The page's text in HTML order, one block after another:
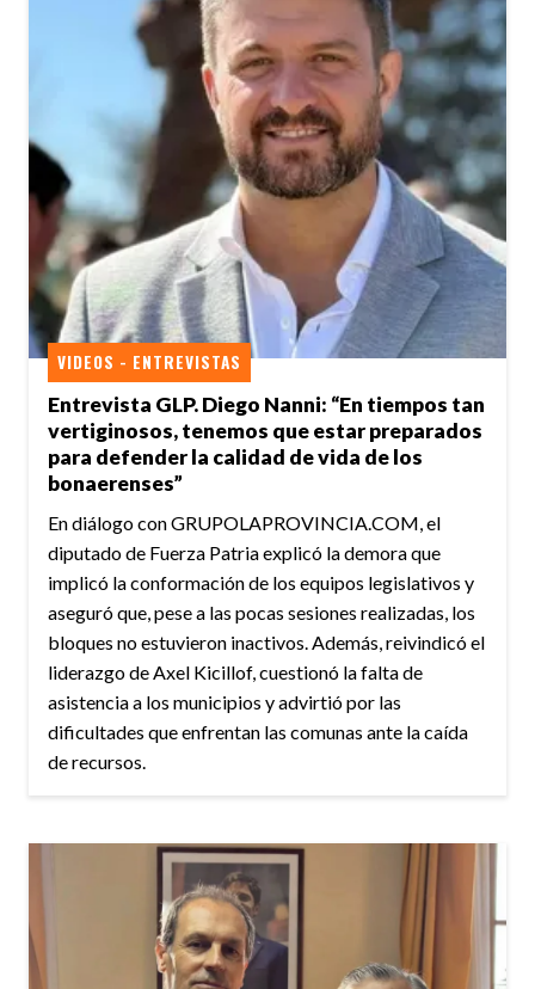
Entrevista GLP. Diego Nanni: “En tiempos tan
vertiginosos, tenemos que estar preparados
para defender la calidad de vida de los
bonaerenses”
VIDEOS - ENTREVISTAS
En diálogo con GRUPOLAPROVINCIA.COM, el
diputado de Fuerza Patria explicó la demora que
implicó la conformación de los equipos legislativos y
aseguró que, pese a las pocas sesiones realizadas, los
bloques no estuvieron inactivos. Además, reivindicó el
liderazgo de Axel Kicillof, cuestionó la falta de
asistencia a los municipios y advirtió por las
dificultades que enfrentan las comunas ante la caída
de recursos.